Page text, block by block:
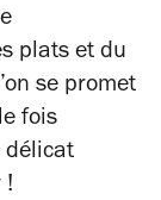
plats et du
se promet
fois
délicat
!